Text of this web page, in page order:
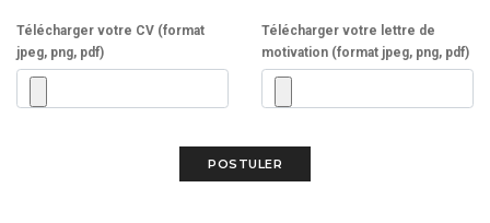
Télécharger votre CV (format
jpeg, png, pdf)
Télécharger votre lettre de
motivation (format jpeg, png, pdf)